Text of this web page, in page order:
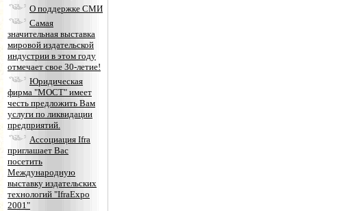
О поддержке СМИ
Самая
значительная выставка
мировой издательской
индустрии в этом году
отмечает свое 30-летие!
Юридическая
фирма "МОСТ" имеет
честь предложить Вам
услуги по ликвидации
предприятий.
Ассоциация Ifra
приглашает Вас
посетить
Международную
выставку издательских
технологий "IfraExpo
2001"